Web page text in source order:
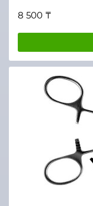
8 500 ₸